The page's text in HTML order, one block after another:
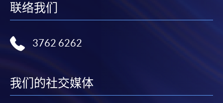
用於一般學歷頒授課程。
(「通知」)，請填妥有關「通知」，並親往報名中
有關繳費詳情，請參閱
何疑問，請詳閱個別課程資料，或聯絡有關課程負責
联络我们
3762 6262
我们的社交媒体